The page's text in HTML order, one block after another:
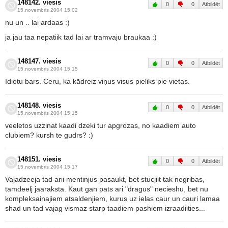
148142. viesis
15.novembris 2004 15:02
0 0 Atbildēt
nu un .. lai ardaas :)
ja jau taa nepatiik tad lai ar tramvaju braukaa :)
148147. viesis
15.novembris 2004 15:15
0 0 Atbildēt
Idiotu bars. Ceru, ka kādreiz viņus visus pieliks pie vietas.
148148. viesis
15.novembris 2004 15:15
0 0 Atbildēt
veeletos uzzinat kaadi dzeki tur apgrozas, no kaadiem auto
clubiem? kursh te gudrs? :)
148151. viesis
15.novembris 2004 15:17
0 0 Atbildēt
Vajadzeeja tad arii mentinjus pasaukt, bet stucjiit tak negribas,
tamdeelj jaaraksta. Kaut gan pats ari "dragus" necieshu, bet nu
kompleksainajiem atsaldenjiem, kurus uz ielas caur un cauri lamaa
shad un tad vajag vismaz starp taadiem pashiem izraadiities...